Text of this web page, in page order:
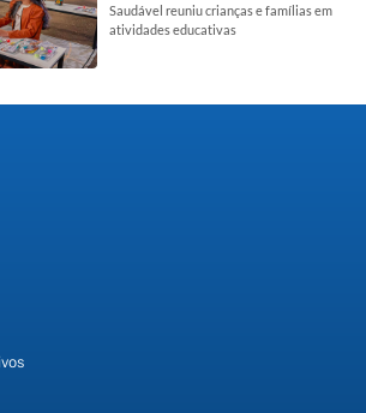
Saudável reuniu crianças e famílias em
atividades educativas